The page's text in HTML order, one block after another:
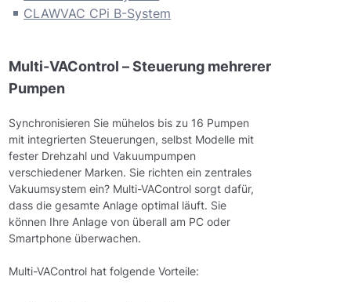
CLAWVAC CPi B-System
Multi-VAControl – Steuerung mehrerer
Pumpen
Synchronisieren Sie mühelos bis zu 16 Pumpen
mit integrierten Steuerungen, selbst Modelle mit
fester Drehzahl und Vakuumpumpen
verschiedener Marken. Sie richten ein zentrales
Vakuumsystem ein? Multi-VAControl sorgt dafür,
dass die gesamte Anlage optimal läuft. Sie
können Ihre Anlage von überall am PC oder
Smartphone überwachen.
Multi-VAControl hat folgende Vorteile: